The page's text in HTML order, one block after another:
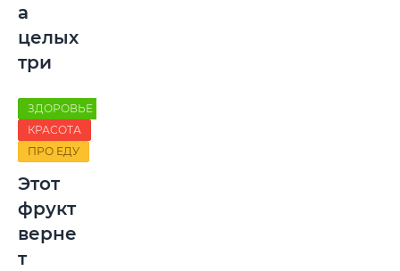
а
целых
три
ЗДОРОВЬЕ
КРАСОТА
ПРО ЕДУ
Этот
фрукт
верне
т